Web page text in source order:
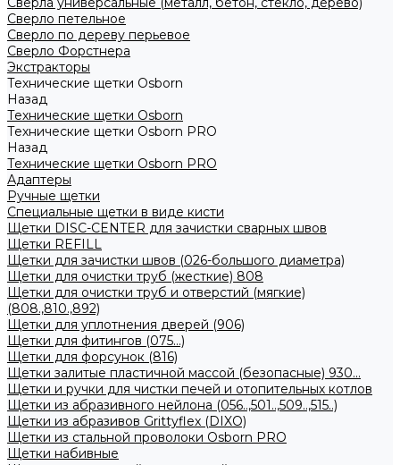
Сверло петельное
Сверло по дереву перьевое
Сверло Форстнера
Экстракторы
Технические щетки Osborn
Назад
Технические щетки Osborn
Технические щетки Osborn PRO
Назад
Технические щетки Osborn PRO
Адаптеры
Ручные щетки
Специальные щетки в виде кисти
Щетки DISC-CENTER для зачистки сварных швов
Щетки REFILL
Щетки для зачистки швов (026-большого диаметра)
Щетки для очистки труб (жесткие) 808
Щетки для очистки труб и отверстий (мягкие)
(808.,810.,892)
Щетки для уплотнения дверей (906)
Щетки для фитингов (075...)
Щетки для форсунок (816)
Щетки залитые пластичной массой (безопасные) 930...
Щетки и ручки для чистки печей и отопительных котлов
Щетки из абразивного нейлона (056..,501..,509..,515..)
Щетки из абразивов Grittyflex (DIXO)
Щетки из стальной проволоки Osborn PRO
Щетки набивные